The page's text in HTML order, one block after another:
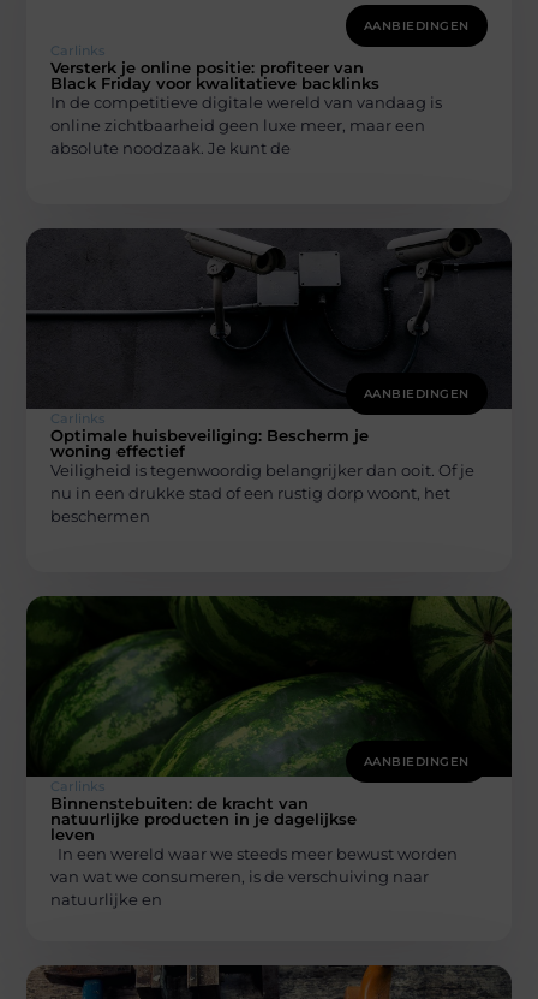
AANBIEDINGEN
Carlinks
Versterk je online positie: profiteer van
Black Friday voor kwalitatieve backlinks
In de competitieve digitale wereld van vandaag is
online zichtbaarheid geen luxe meer, maar een
absolute noodzaak. Je kunt de
AANBIEDINGEN
Carlinks
Optimale huisbeveiliging: Bescherm je
woning effectief
Veiligheid is tegenwoordig belangrijker dan ooit. Of je
nu in een drukke stad of een rustig dorp woont, het
beschermen
AANBIEDINGEN
Carlinks
Binnenstebuiten: de kracht van
natuurlijke producten in je dagelijkse
leven
In een wereld waar we steeds meer bewust worden
van wat we consumeren, is de verschuiving naar
natuurlijke en